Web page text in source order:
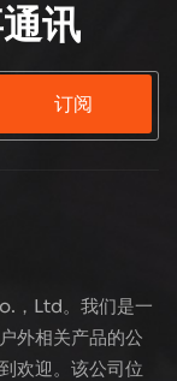
讯
订阅
，Ltd。我们是一
外相关产品的公
欢迎。该公司位